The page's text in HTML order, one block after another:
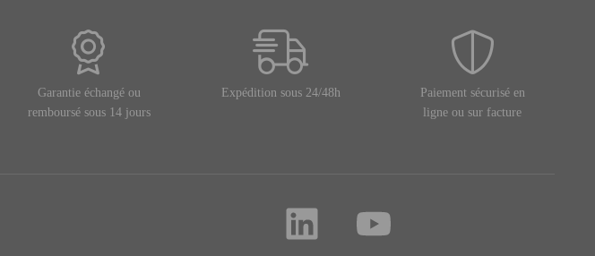
Garantie échangé ou
remboursé sous 14 jours
Expédition sous 24/48h
Paiement sécurisé en
ligne ou sur facture